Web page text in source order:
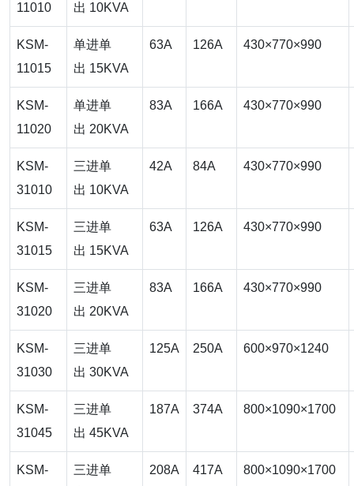
11010
出 10KVA
KSM-
11015
单进单
出 15KVA
63A 126A 430×770×990
KSM-
11020
单进单
出 20KVA
83A 166A 430×770×990
KSM-
31010
三进单
出 10KVA
42A 84A 430×770×990
KSM-
31015
三进单
出 15KVA
63A 126A 430×770×990
KSM-
31020
三进单
出 20KVA
83A 166A 430×770×990
KSM-
31030
三进单
出 30KVA
125A 250A 600×970×1240
KSM-
31045
三进单
出 45KVA
187A 374A 800×1090×1700
KSM-
三进单
208A 417A 800×1090×1700